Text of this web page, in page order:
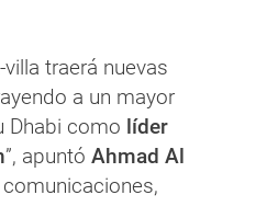
traerá nuevas
a un mayor
Dhabi como líder
”, apuntó Ahmad Al